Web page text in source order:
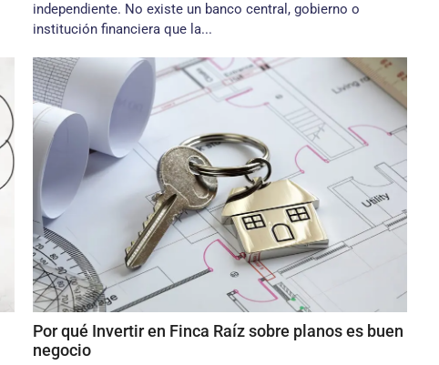
independiente. No existe un banco central, gobierno o
institución financiera que la...
Por qué Invertir en Finca Raíz sobre planos es buen
negocio